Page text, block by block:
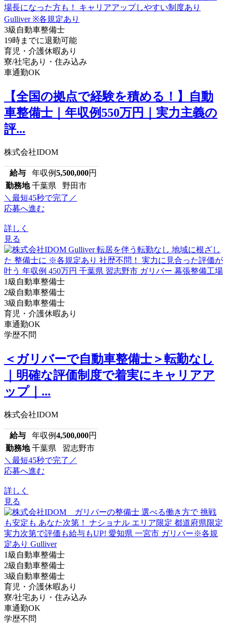
3級自動車整備士
19時までに退勤可能
育児・介護休暇あり
寮/社宅あり・住み込み
車通勤OK
【全国の拠点で経験を積める！】自動
車整備士｜年収例550万円｜実力主義の
評...
株式会社IDOM
給与 年収例5,500,000円
勤務地 千葉県 野田市
＼最短45秒で完了／
応募へ進む
詳しく
見る
1級自動車整備士
2級自動車整備士
3級自動車整備士
育児・介護休暇あり
車通勤OK
学歴不問
＜ガリバーで自動車整備士＞転勤なし
｜明確な評価制度で着実にキャリアア
ップ｜...
株式会社IDOM
給与 年収例4,500,000円
勤務地 千葉県 習志野市
＼最短45秒で完了／
応募へ進む
詳しく
見る
1級自動車整備士
2級自動車整備士
3級自動車整備士
育児・介護休暇あり
寮/社宅あり・住み込み
車通勤OK
学歴不問